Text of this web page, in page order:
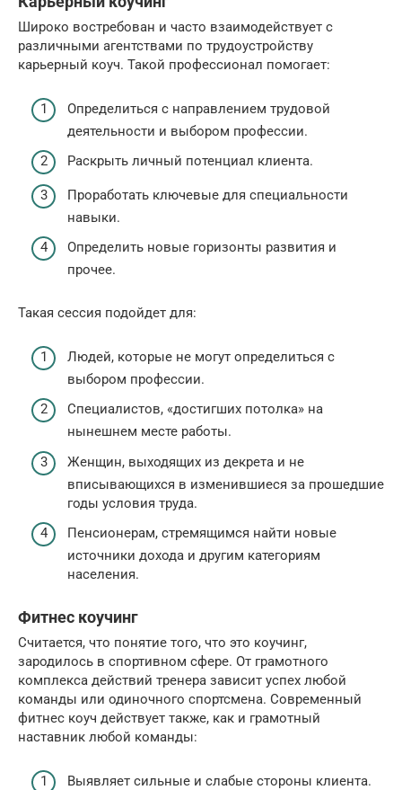
Широко востребован и часто взаимодействует с
различными агентствами по трудоустройству
карьерный коуч. Такой профессионал помогает:
Определиться с направлением трудовой
деятельности и выбором профессии.
Раскрыть личный потенциал клиента.
Проработать ключевые для специальности
навыки.
Определить новые горизонты развития и
прочее.
Такая сессия подойдет для:
Людей, которые не могут определиться с
выбором профессии.
Специалистов, «достигших потолка» на
нынешнем месте работы.
Женщин, выходящих из декрета и не
вписывающихся в изменившиеся за прошедшие
годы условия труда.
Пенсионерам, стремящимся найти новые
источники дохода и другим категориям
населения.
Фитнес коучинг
Считается, что понятие того, что это коучинг,
зародилось в спортивном сфере. От грамотного
комплекса действий тренера зависит успех любой
команды или одиночного спортсмена. Современный
фитнес коуч действует также, как и грамотный
наставник любой команды:
Выявляет сильные и слабые стороны клиента.